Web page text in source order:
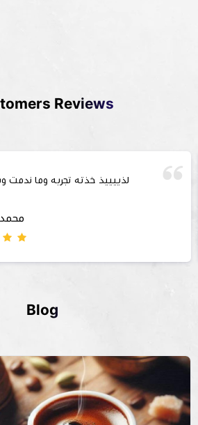
Reviews
لذييييذ خذته تجربه وما ندمت
Blog